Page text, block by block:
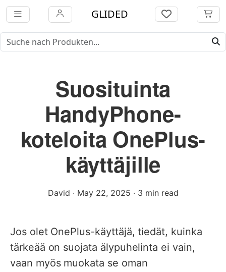
GLIDED
Suosituinta
HandyPhone-
koteloita OnePlus-
käyttäjille
David · May 22, 2025 · 3 min read
Jos olet OnePlus-käyttäjä, tiedät, kuinka
tärkeää on suojata älypuhelinta ei vain,
vaan myös muokata se oman